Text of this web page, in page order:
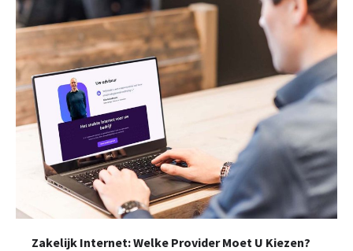
Zakelijk Internet: Welke Provider Moet U Kiezen?